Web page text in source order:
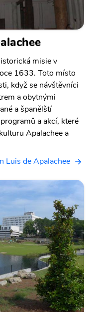
misie v
1633. Toto místo
když se návštěvníci
a obytnými
a španělští
a akcí, které
Apalachee a
Luis de Apalachee